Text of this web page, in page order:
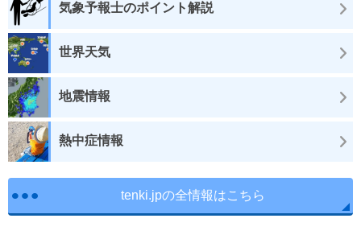
気象予報士のポイント解説
世界天気
地震情報
熱中症情報
tenki.jpの全情報はこちら